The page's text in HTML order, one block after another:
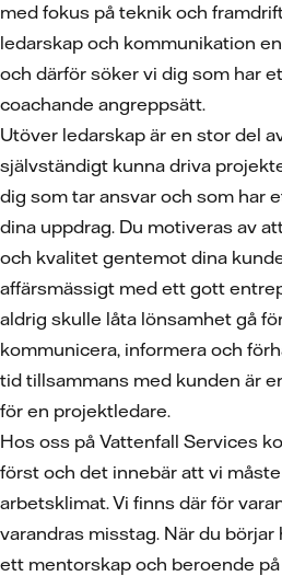
med fokus på teknik och
ledarskap och kommunikation
och därför söker vi dig som har
coachande angreppsätt.
Utöver ledarskap är en stor del
självständigt kunna driva
dig som tar ansvar och som har
dina uppdrag. Du motiveras av
och kvalitet gentemot dina
affärsmässigt med ett gott
aldrig skulle låta lönsamhet gå
kommunicera, informera och
tid tillsammans med kunden är
för en projektledare.
Hos oss på Vattenfall Services
först och det innebär att vi
arbetsklimat. Vi finns där för
varandras misstag. När du
ett mentorskap och beroende